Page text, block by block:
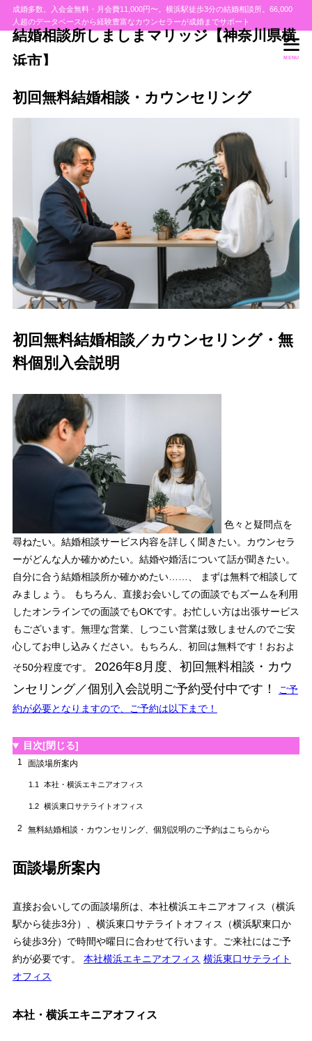
成婚多数。入会金無料・月会費11,000円〜。横浜駅徒歩3分の結婚相談所。66,000
人超のデータベースから経験豊富なカウンセラーが成婚までサポート
結婚相談所しましまマリッジ【神奈川県横
浜市】
MENU
初回無料結婚相談・カウンセリング
初回無料結婚相談／カウンセリング・無
料個別入会説明
色々と疑問点を
尋ねたい。結婚相談サービス内容を詳しく聞きたい。カウンセラ
ーがどんな人か確かめたい。結婚や婚活について話が聞きたい。
自分に合う結婚相談所か確かめたい……、 まずは無料で相談して
みましょう。 もちろん、直接お会いしての面談でもズームを利用
したオンラインでの面談でもOKです。お忙しい方は出張サービス
もございます。無理な営業、しつこい営業は致しませんのでご安
心してお申し込みください。もちろん、初回は無料です！おおよ
そ50分程度です。 2026年8月度、初回無料相談・カウ
ンセリング／個別入会説明ご予約受付中です！
ご予
約が必要となりますので、ご予約は以下まで！
目次[閉じる]
1 面談場所案内
1.1 本社・横浜エキニアオフィス
1.2 横浜東口サテライトオフィス
2 無料結婚相談・カウンセリング、個別説明のご予約はこちらから
面談場所案内
直接お会いしての面談場所は、本社横浜エキニアオフィス（横浜
駅から徒歩3分）、横浜東口サテライトオフィス（横浜駅東口か
ら徒歩3分）で時間や曜日に合わせて行います。ご来社にはご予
約が必要です。 本社横浜エキニアオフィス 横浜東口サテライト
オフィス
本社・横浜エキニアオフィス
目次
1.1 本社・横浜エキニアオフィス
1.2 横浜東口サテライトオフィス
無料結婚相談・カウンセリング、個別説明のご予約はこちらから